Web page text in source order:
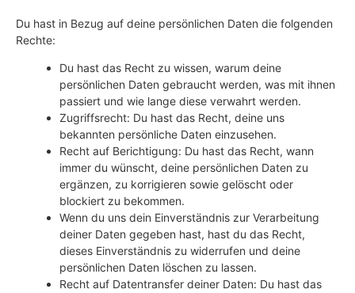
Du hast in Bezug auf deine persönlichen Daten die folgenden
Rechte:
Du hast das Recht zu wissen, warum deine
persönlichen Daten gebraucht werden, was mit ihnen
passiert und wie lange diese verwahrt werden.
Zugriffsrecht: Du hast das Recht, deine uns
bekannten persönliche Daten einzusehen.
Recht auf Berichtigung: Du hast das Recht, wann
immer du wünscht, deine persönlichen Daten zu
ergänzen, zu korrigieren sowie gelöscht oder
blockiert zu bekommen.
Wenn du uns dein Einverständnis zur Verarbeitung
deiner Daten gegeben hast, hast du das Recht,
dieses Einverständnis zu widerrufen und deine
persönlichen Daten löschen zu lassen.
Recht auf Datentransfer deiner Daten: Du hast das